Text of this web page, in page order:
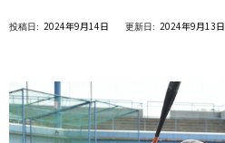
2024年9月14日 2024年9月13日